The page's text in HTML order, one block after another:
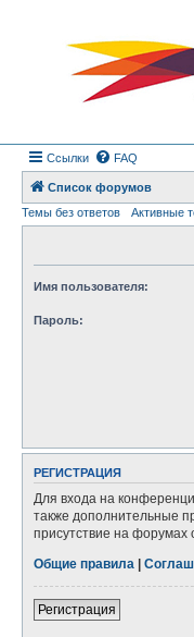
Ссылки FAQ
Список форумов
Темы без ответов
Активные
Имя пользователя:
Пароль:
РЕГИСТРАЦИЯ
Для входа на
также дополнительные
присутствие на форумах
Общие правила |
Регистрация